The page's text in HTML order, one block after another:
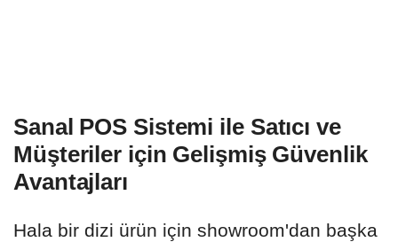
Sanal POS Sistemi ile Satıcı ve
Müşteriler için Gelişmiş Güvenlik
Avantajları
Hala bir dizi ürün için showroom'dan başka